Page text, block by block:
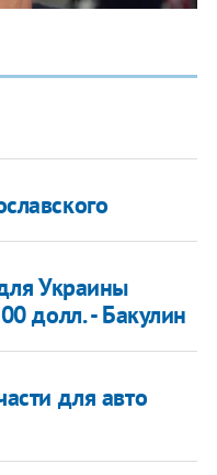
Украины
долл. - Бакулин
для авто